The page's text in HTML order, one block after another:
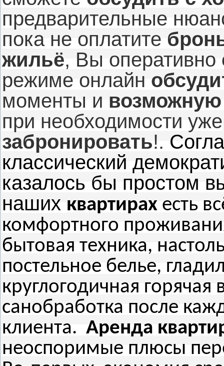
предварительные
пока не оплатите
жильё, Вы оперативно
режиме онлайн
моменты и возможную
при необходимости уже
забронировать!.
классический
казалось бы простом
наших квартирах есть
комфортного
бытовая техника,
постельное белье,
круглогодичная горячая
санобработка после
клиента. Аренда
неоспоримые плюсы